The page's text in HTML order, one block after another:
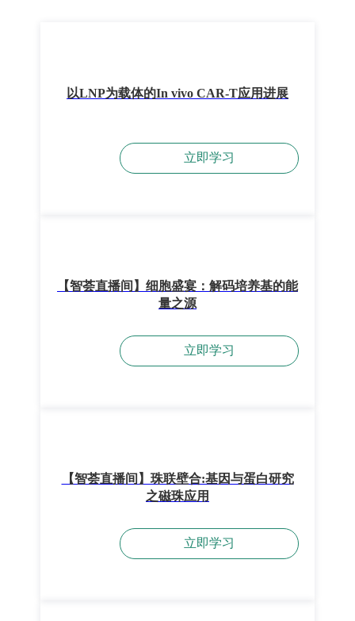
以LNP为载体的In vivo CAR-T应用进展
立即学习
【智荟直播间】细胞盛宴：解码培养基的能
量之源
立即学习
【智荟直播间】珠联壁合:基因与蛋白研究
之磁珠应用
立即学习